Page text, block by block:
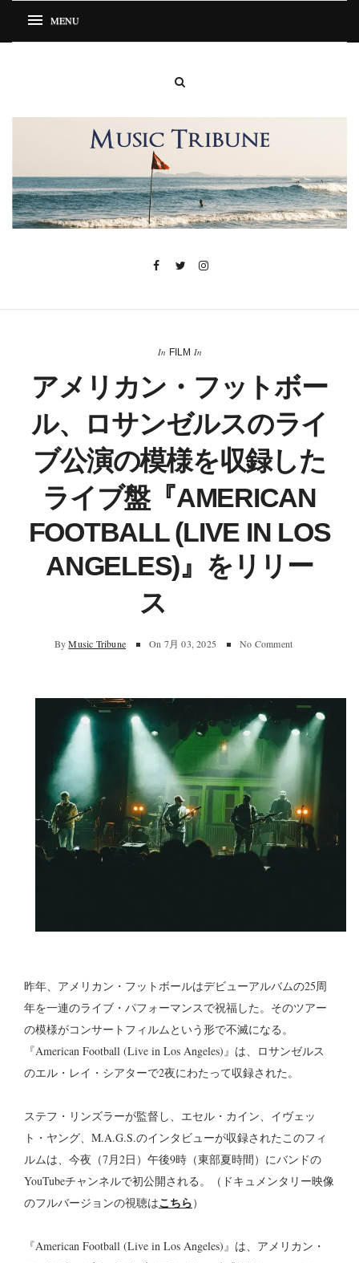
In FILM In
アメリカン・フットボー
ル、ロサンゼルスのライ
ブ公演の模様を収録した
ライブ盤『AMERICAN
FOOTBALL (LIVE IN LOS
ANGELES)』をリリー
ス
By Music Tribune On 7月 03, 2025 No Comment
昨年、アメリカン・フットボールはデビューアルバムの25周
年を一連のライブ・パフォーマンスで祝福した。そのツアー
の模様がコンサートフィルムという形で不滅になる。
『American Football (Live in Los Angeles)』は、ロサンゼルス
のエル・レイ・シアターで2夜にわたって収録された。
ステフ・リンズラーが監督し、エセル・カイン、イヴェッ
ト・ヤング、M.A.G.S.のインタビューが収録されたこのフィ
ルムは、今夜（7月2日）午後9時（東部夏時間）にバンドの
YouTubeチャンネルで初公開される。（ドキュメンタリー映像
のフルバージョンの視聴はこちら）
『American Football (Live in Los Angeles)』は、アメリカン・